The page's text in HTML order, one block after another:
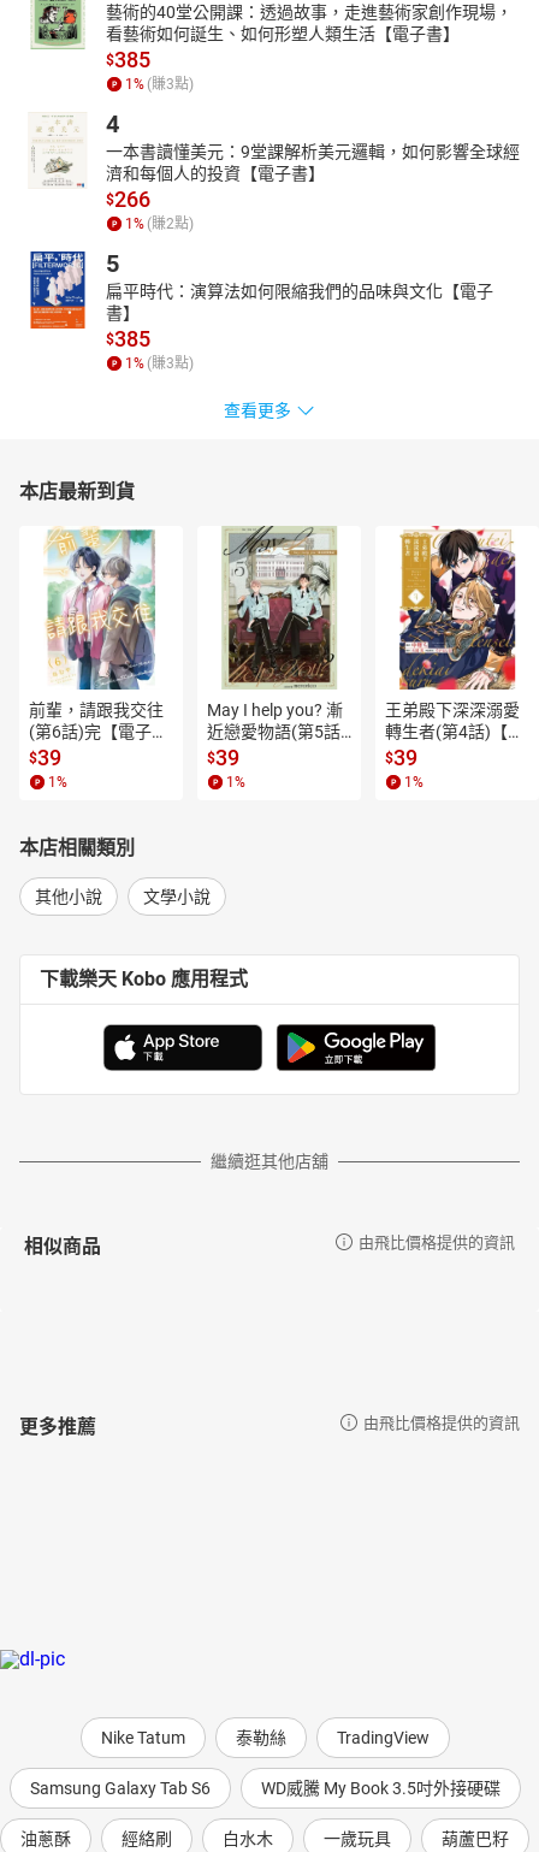
藝術的40堂公開課：透過故事，走進藝術家創作現場，
看藝術如何誕生、如何形塑人類生活【電子書】
$385
1 % (賺3點)
4
一本書讀懂美元：9堂課解析美元邏輯，如何影響全球經
濟和每個人的投資【電子書】
$266
1 % (賺2點)
5
扁平時代：演算法如何限縮我們的品味與文化【電子
書】
$385
1 % (賺3點)
查看更多
本店最新到貨
前輩，請跟我交往
(第6話)完【電子
書】
$39
1 %
May I help you? 漸
近戀愛物語(第5話)
【電子書】
$39
1 %
王弟殿下深深溺愛
轉生者(第4話)【電
子書】
$39
1 %
本店相關類別
其他小說 文學小說
下載樂天 Kobo 應用程式
繼續逛其他店舖
相似商品 由飛比價格提供的資訊
更多推薦 由飛比價格提供的資訊
Nike Tatum 泰勒絲 TradingView
Samsung Galaxy Tab S6 WD威騰 My Book 3.5吋外接硬碟
油蔥酥 經絡刷 白水木 一歲玩具 葫蘆巴籽